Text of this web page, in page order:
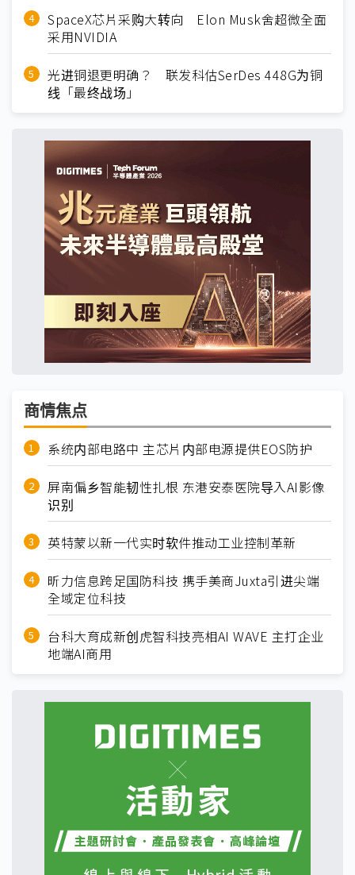
SpaceX芯片采购大转向 Elon Musk舍超微全面
采用NVIDIA
光进铜退更明确？ 联发科估SerDes 448G为铜
线「最终战场」
商情焦点
系统内部电路中 主芯片内部电源提供EOS防护
屏南偏乡智能韧性扎根 东港安泰医院导入AI影像
识别
英特蒙以新一代实时软件推动工业控制革新
昕力信息跨足国防科技 携手美商Juxta引进尖端
全域定位科技
台科大育成新创虎智科技亮相AI WAVE 主打企业
地端AI商用